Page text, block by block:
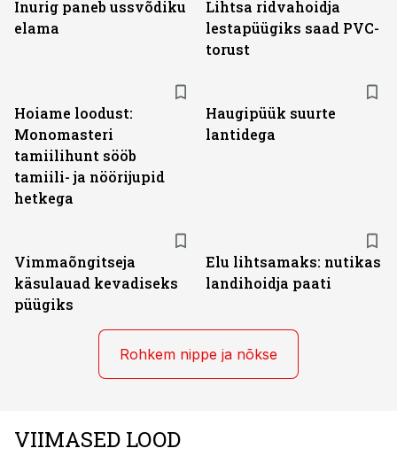
Inurig paneb ussvõdiku
elama
Lihtsa ridvahoidja
lestapüügiks saad PVC-
torust
Hoiame loodust:
Monomasteri
tamiilihunt sööb
tamiili- ja nöörijupid
hetkega
Haugipüük suurte
lantidega
Vimmaõngitseja
käsulauad kevadiseks
püügiks
Elu lihtsamaks: nutikas
landihoidja paati
Rohkem nippe ja nõkse
VIIMASED LOOD